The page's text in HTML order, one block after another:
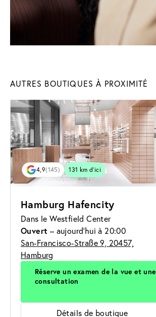
AUTRES BOUTIQUES À PROXIMITÉ
4,9(145) 131 km d’ici
Hamburg Hafencity
Dans le Westfield Center
Ouvert – aujourd'hui à 20:00
San-Francisco-Straße 9, 20457,
Hamburg
Réserve un examen de la vue et une
consultation
Détails de boutique